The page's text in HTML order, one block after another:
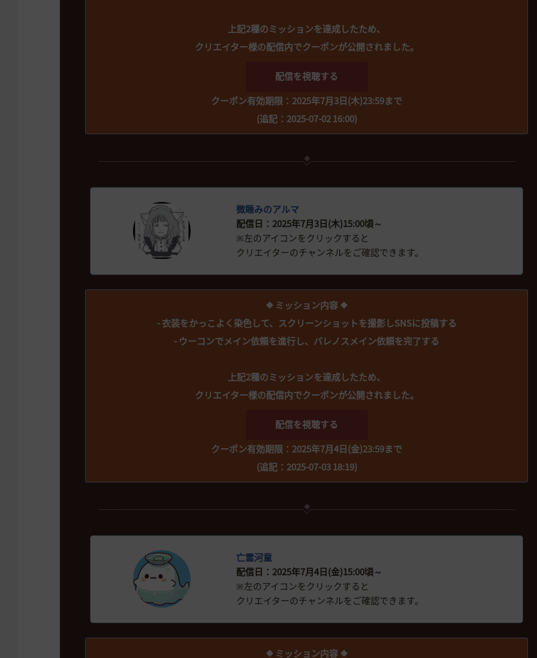
上記2種のミッションを達成したため、
クリエイター様の配信内でクーポンが公開されました。
配信を視聴する
クーポン有効期限：2025年7月3日(木)23:59まで
(追記：2025-07-02 16:00)
微睡みのアルマ
配信日：2025年7月3日(木)15:00頃～
※左のアイコンをクリックすると
クリエイターのチャンネルをご確認できます。
❖ ミッション内容 ❖
- 衣装をかっこよく染色して、スクリーンショットを撮影しSNSに投稿する
- ウーコンでメイン依頼を進行し、バレノスメイン依頼を完了する
上記2種のミッションを達成したため、
クリエイター様の配信内でクーポンが公開されました。
配信を視聴する
クーポン有効期限：2025年7月4日(金)23:59まで
(追記：2025-07-03 18:19)
亡霊河童
配信日：2025年7月4日(金)15:00頃～
※左のアイコンをクリックすると
クリエイターのチャンネルをご確認できます。
❖ ミッション内容 ❖